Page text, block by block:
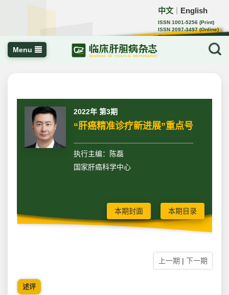
中文 English
ISSN 1001-5256 (Print)
ISSN 2097-3497 (Online)
CN 22-1108/R
Menu
2022年 第3期
“肝癌精准诊疗新进展”重点号
执行主编：陈磊
国家肝癌科学中心
本期封面 本期目录
上一期 | 下一期
述评